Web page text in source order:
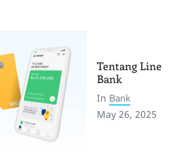
Tentang Line
Bank
In Bank
May 26, 2025